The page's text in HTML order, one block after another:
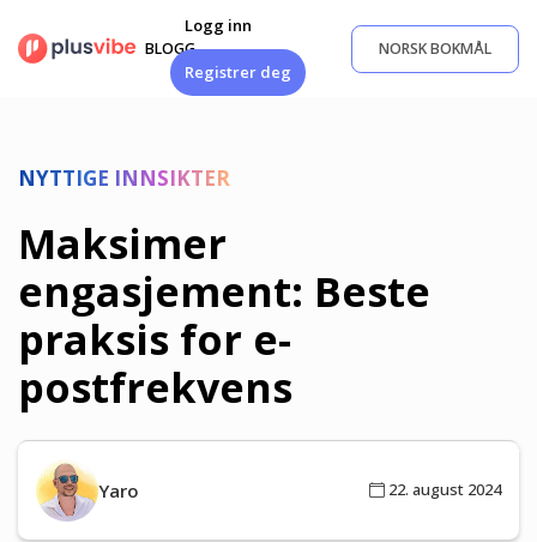
innhold
BLOGG
Logg inn
Registrer deg
NORSK BOKMÅL
NYTTIGE INNSIKTER
Maksimer
engasjement: Beste
praksis for e-
postfrekvens
Yaro 22. august 2024